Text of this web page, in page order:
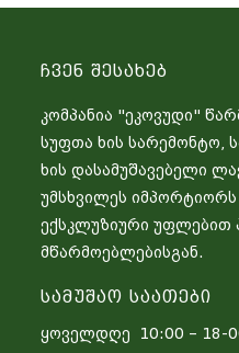
Ჩვენ Შესახებ
კომპანია "ეკოვუდი"
სუფთა ხის სარემონტო,
ხის დასამუშავებელი
უმსხვილეს
ექსკლუზიური უფლებით
მწარმოებლებისგან.
Სამუშაო Საათები
ყოველდღე 10:00 – 18-